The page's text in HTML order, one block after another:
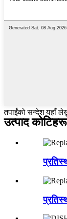
तपाईंको सन्देश यहाँ
उत्पाद कोटिहरू